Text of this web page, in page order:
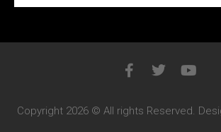
Copyright 2026 © All rights Reserved.